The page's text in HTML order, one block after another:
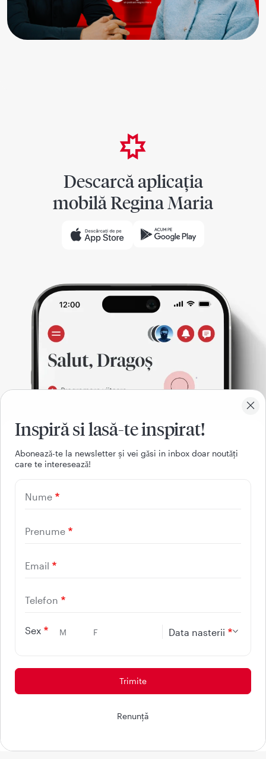
Inspiră si lasă-te inspirat!
Aboneazǎ-te la newsletter și vei gǎsi in inbox doar noutǎți
care te intereseazǎ!
Nume
Prenume
Email
Telefon
Sex M F Data nasterii
Renunţă
Descarcă aplicația
mobilă Regina Maria
REGINA MARIA